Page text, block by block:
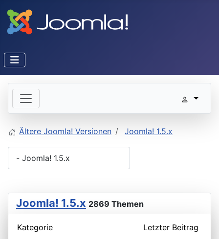
Ältere Joomla! Versionen Joomla! 1.5.x
Joomla! 1.5.x 2869 Themen
Kategorie Letzter Beitrag